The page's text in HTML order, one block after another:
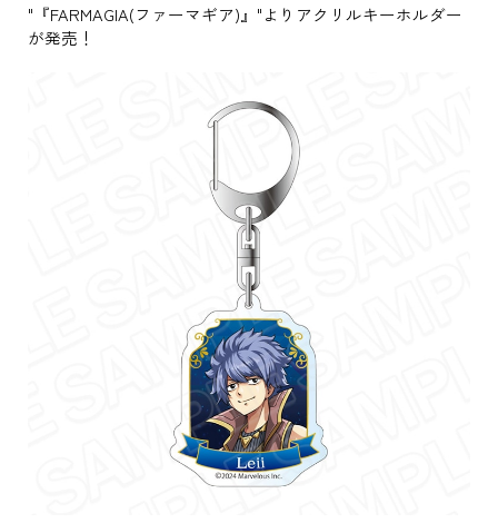
"『FARMAGIA(ファーマギア)』"よりアクリルキーホルダー
が発売！